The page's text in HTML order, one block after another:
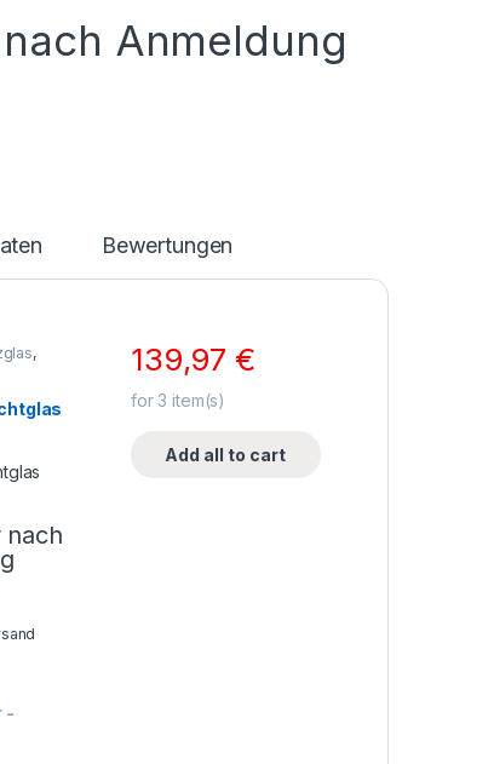
Anmeldung
Bewertungen
,
nach
-
139,97€
for3 item(s)
Add all to cart